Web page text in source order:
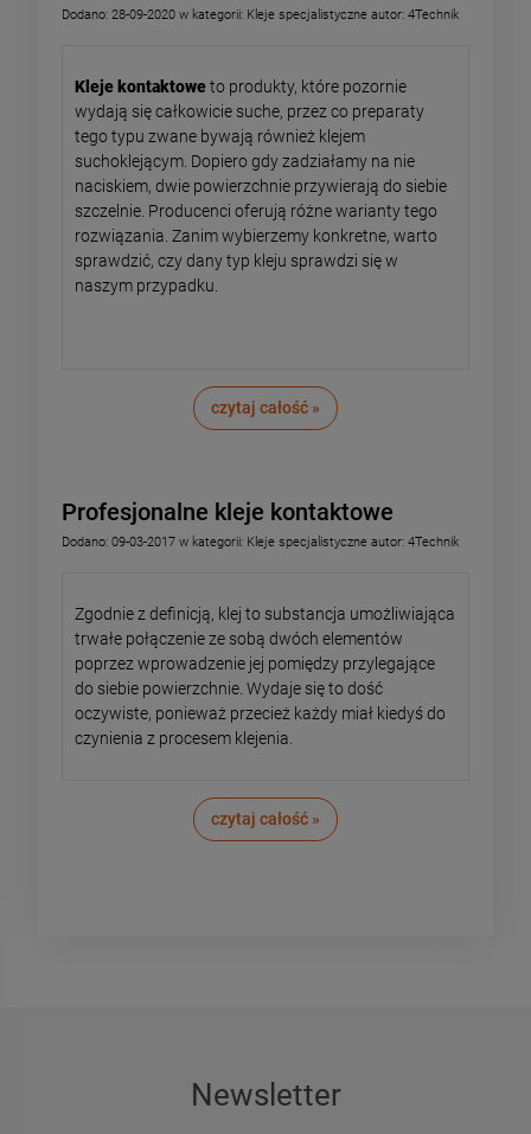
Dodano: 28-09-2020 w kategorii: Kleje specjalistyczne autor: 4Technik
Kleje kontaktoweto produkty, które pozornie
wydają się całkowicie suche, przez co preparaty
tego typu zwane bywają również klejem
suchoklejącym. Dopiero gdy zadziałamy na nie
naciskiem, dwie powierzchnie przywierają do siebie
szczelnie. Producenci oferują różne warianty tego
rozwiązania. Zanim wybierzemy konkretne, warto
sprawdzić, czy dany typ kleju sprawdzi się w
naszym przypadku.
czytaj całość »
Profesjonalne kleje kontaktowe
Dodano: 09-03-2017 w kategorii: Kleje specjalistyczne autor: 4Technik
Zgodnie z definicją, klej to substancja umożliwiająca
trwałe połączenie ze sobą dwóch elementów
poprzez wprowadzenie jej pomiędzy przylegające
do siebie powierzchnie. Wydaje się to dość
oczywiste, ponieważ przecież każdy miał kiedyś do
czynienia z procesem klejenia.
czytaj całość »
Newsletter